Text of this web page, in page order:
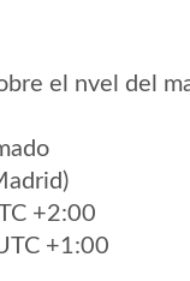
el nvel del
+2:00
+1:00